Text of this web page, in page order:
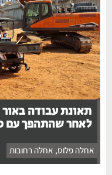
תאונת עבודה באור
לאחר שהתהפך עם כלי
אחלה פלוס ,אחלה רחובות